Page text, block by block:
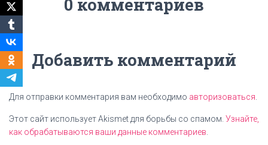
0 комментариев
Добавить комментарий
Для отправки комментария вам необходимо авторизоваться
Этот сайт использует Akismet для борьбы со спамом. Узнайте,
как обрабатываются ваши данные комментариев